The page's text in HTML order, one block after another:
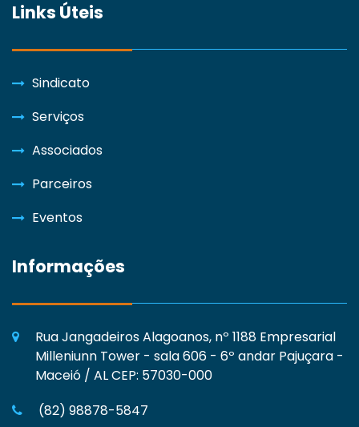
Links Úteis
Sindicato
Serviços
Associados
Parceiros
Eventos
Informações
Rua Jangadeiros Alagoanos, nº 1188 Empresarial
Milleniunn Tower - sala 606 - 6º andar Pajuçara -
Maceió / AL CEP: 57030-000
(82) 98878-5847